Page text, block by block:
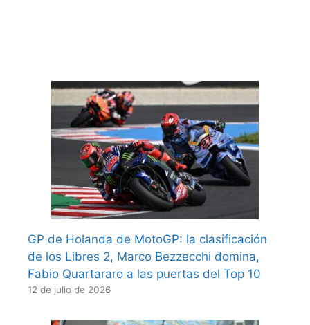
GP de Holanda de MotoGP: la clasificación
de los Libres 2, Marco Bezzecchi domina,
Fabio Quartararo a las puertas del Top 10
12 de julio de 2026